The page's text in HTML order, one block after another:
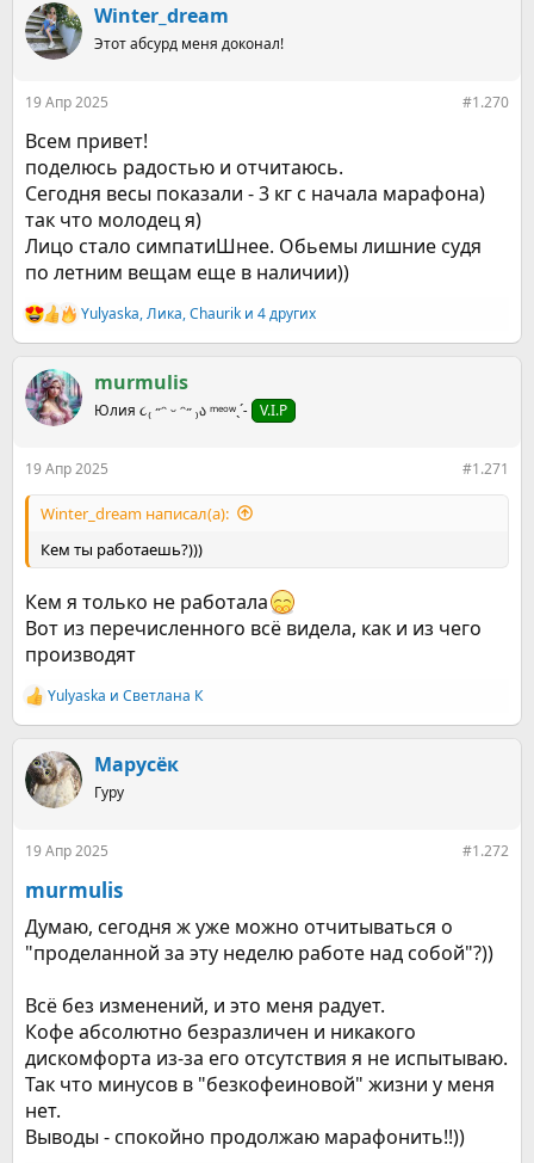
к
ц
и
Winter_dream
Этот абсурд меня доконал!
19 Апр 2025 #1.270
Всем привет!
поделюсь радостью и отчитаюсь.
Сегодня весы показали - 3 кг с начала марафона)
так что молодец я)
Лицо стало симпатиШнее. Обьемы лишние судя
по летним вещам еще в наличии))
Р
е
к
ц
и
Yulyaska,Ликa,Chaurik и 4 других
murmulis
Юлия ૮₍ ˶ᵔ ᵕ ᵔ˶ ₎ა ᵐᵉᵒʷˎˊ˗ V.I.P
19 Апр 2025 #1.271
Winter_dream написал(а):
Кем ты работаешь?)))
Кем я только не работала
Вот из перечисленного всё видела, как и из чего
производят
Р
е
к
ц
и
Yulyaska и Светлана К
Марусёк
Гуру
19 Апр 2025 #1.272
murmulis
Думаю, сегодня ж уже можно отчитываться о
"проделанной за эту неделю работе над собой"?))
Всё без изменений, и это меня радует.
Кофе абсолютно безразличен и никакого
дискомфорта из-за его отсутствия я не испытываю.
Так что минусов в "безкофеиновой" жизни у меня
нет.
Выводы - спокойно продолжаю марафонить!!))